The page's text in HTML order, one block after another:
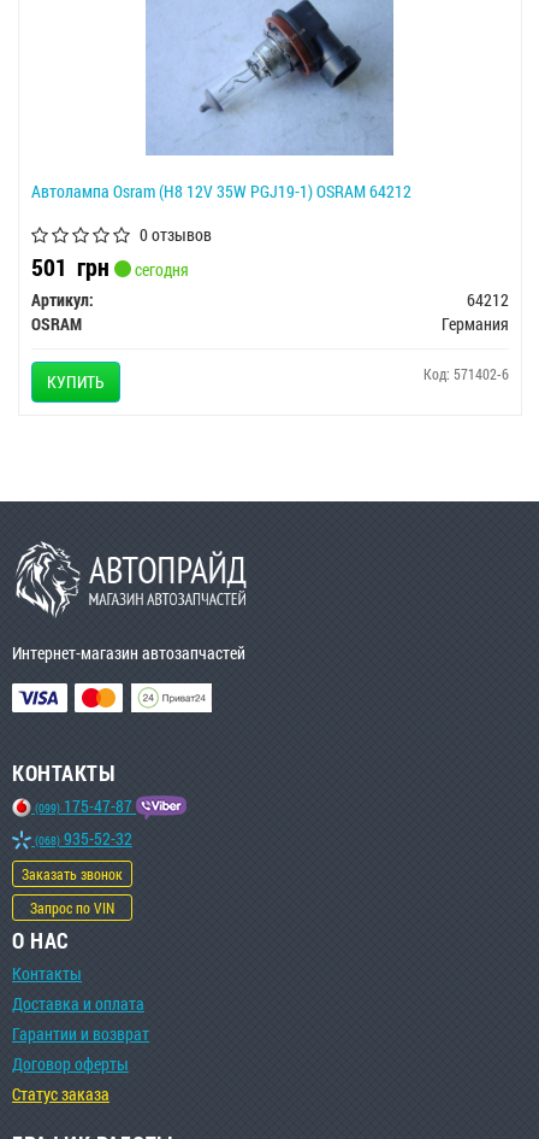
Автолампа Osram (H8 12V 35W PGJ19-1) OSRAM 64212
0 отзывов
501 грн
сегодня
Артикул:
64212
OSRAM
Германия
КУПИТЬ Код: 571402-6
Интернет-магазин автозапчастей
КОНТАКТЫ
(099) 175-47-87
(068) 935-52-32
Заказать звонок
Запрос по VIN
О НАС
Контакты
Доставка и оплата
Гарантии и возврат
Договор оферты
Статус заказа